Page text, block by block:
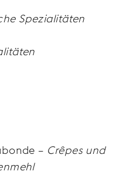
Spezialitäten
– Crêpes und